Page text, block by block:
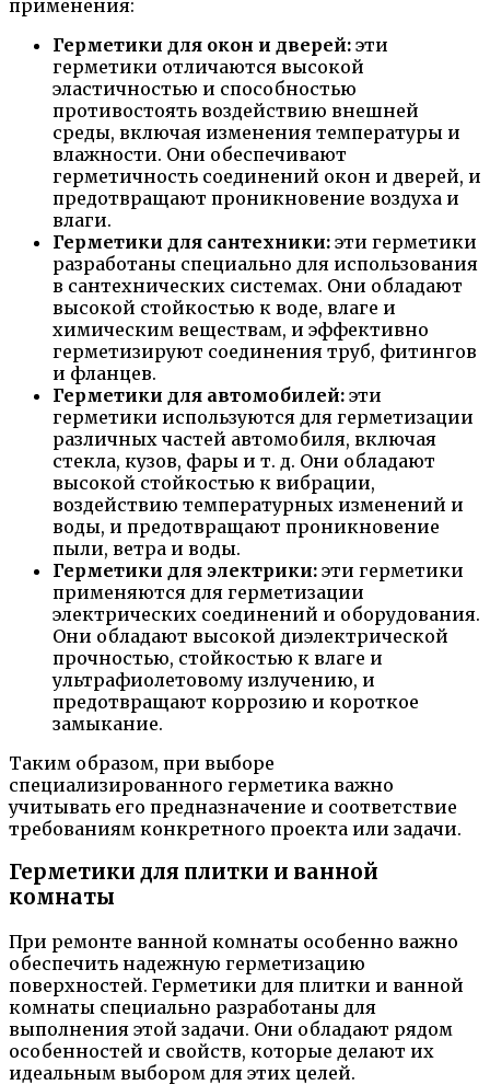
применения:
Герметики для окон и дверей: эти
герметики отличаются высокой
эластичностью и способностью
противостоять воздействию внешней
среды, включая изменения температуры и
влажности. Они обеспечивают
герметичность соединений окон и дверей, и
предотвращают проникновение воздуха и
влаги.
Герметики для сантехники: эти герметики
разработаны специально для использования
в сантехнических системах. Они обладают
высокой стойкостью к воде, влаге и
химическим веществам, и эффективно
герметизируют соединения труб, фитингов
и фланцев.
Герметики для автомобилей: эти
герметики используются для герметизации
различных частей автомобиля, включая
стекла, кузов, фары и т. д. Они обладают
высокой стойкостью к вибрации,
воздействию температурных изменений и
воды, и предотвращают проникновение
пыли, ветра и воды.
Герметики для электрики: эти герметики
применяются для герметизации
электрических соединений и оборудования.
Они обладают высокой диэлектрической
прочностью, стойкостью к влаге и
ультрафиолетовому излучению, и
предотвращают коррозию и короткое
замыкание.
Таким образом, при выборе
специализированного герметика важно
учитывать его предназначение и соответствие
требованиям конкретного проекта или задачи.
Герметики для плитки и ванной
комнаты
При ремонте ванной комнаты особенно важно
обеспечить надежную герметизацию
поверхностей. Герметики для плитки и ванной
комнаты специально разработаны для
выполнения этой задачи. Они обладают рядом
особенностей и свойств, которые делают их
идеальным выбором для этих целей.